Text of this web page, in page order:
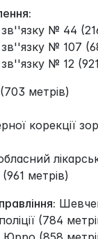
зв''язку № 44
зв''язку № 107
зв''язку № 12
метрів)
корекції
метрів)
(784